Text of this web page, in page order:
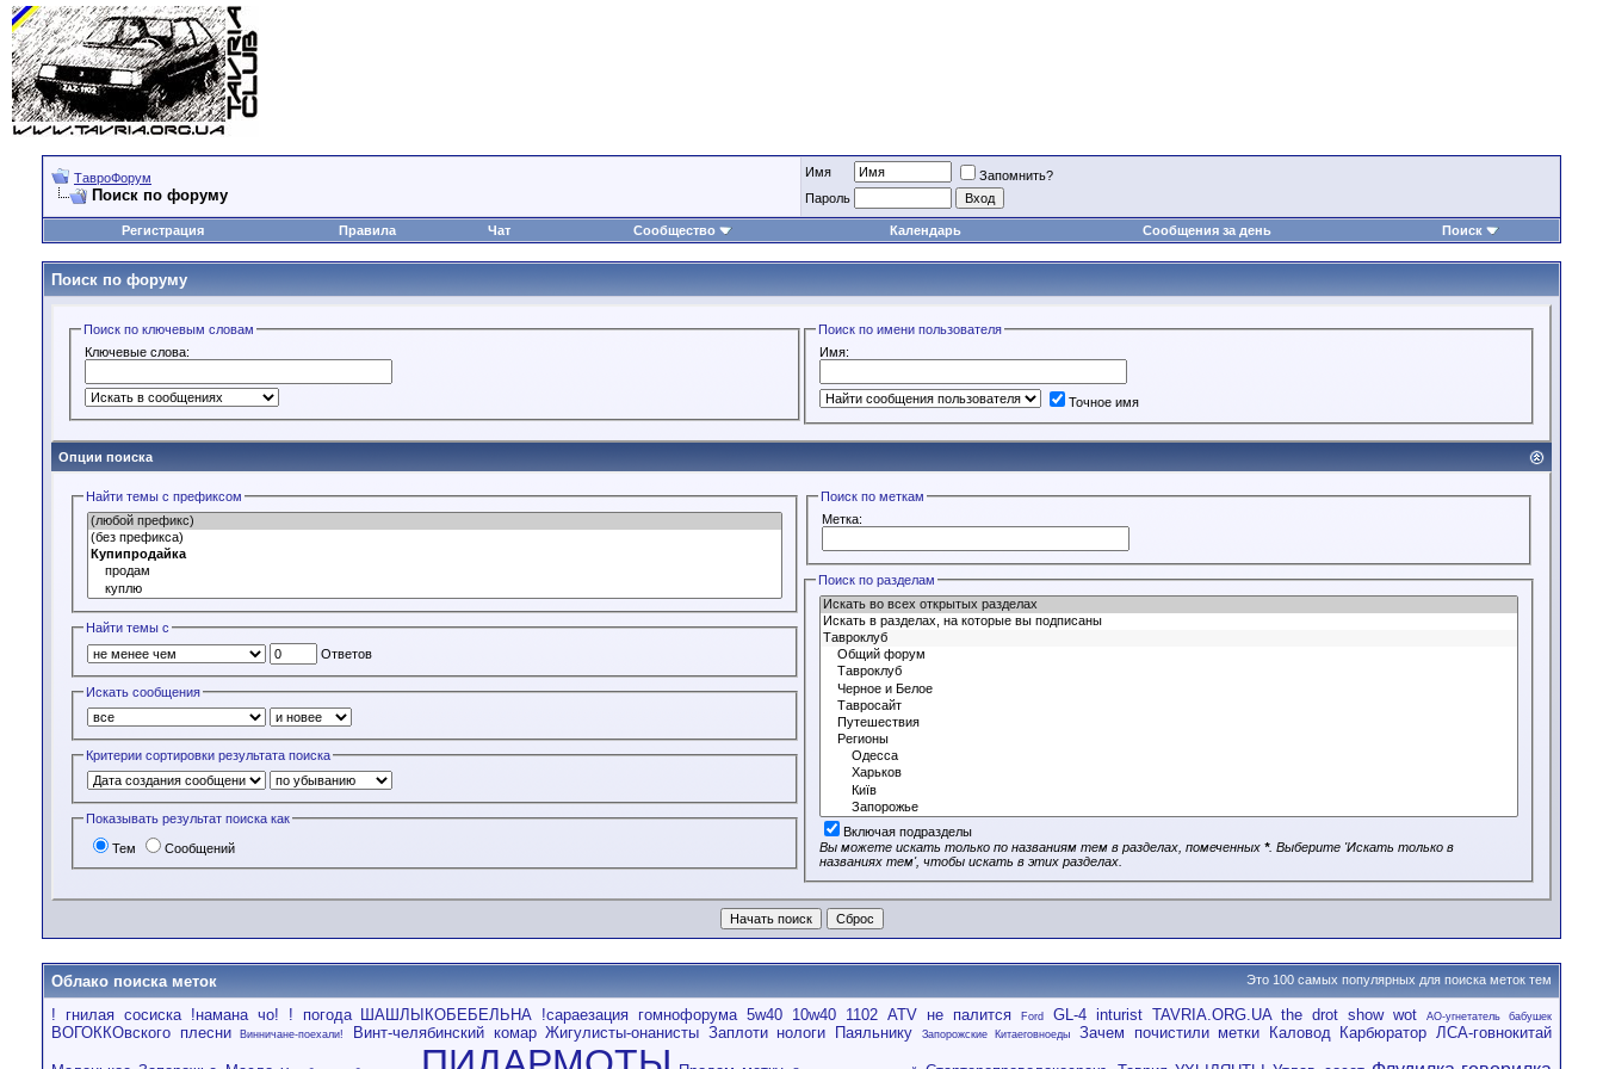
ТавроФорум
Поиск по форуму
Имя
Запомнить?
Пароль
Регистрация Правила Чат Сообщество Календарь Сообщения за день Поиск
Поиск по форуму
Поиск по ключевым словам
Ключевые слова:
Поиск по имени пользователя
Имя:
Точное имя
Опции поиска
Найти темы с префиксом
Найти темы с
Ответов
Искать сообщения
Критерии сортировки результата поиска
Показывать результат поиска как
Тем Сообщений
Поиск по меткам
Метка:
Поиск по разделам
Включая подразделы
Вы можете искать только по названиям тем в разделах, помеченных*. Выберите 'Искать только в
названиях тем', чтобы искать в этих разделах.
Это 100 самых популярных для поиска меток тем
Облако поиска меток
! гнилая сосиска
!намана чо! ! погода ШАШЛЫКОБЕБЕЛЬНА !сараезация гомнофорума 5w40 10w40 1102 ATV не палится Ford GL-4 inturist TAVRIA.ORG.UA the drot show wot АО-угнетатель бабушек
ВОГОККОвского плесни Винничане-поехали! Винт-челябинский комар Жигулисты-онанисты Заплоти нологи Паяльнику Запорожские Китаеговноеды Зачем почистили метки Каловод Карбюратор ЛСА-говнокитай